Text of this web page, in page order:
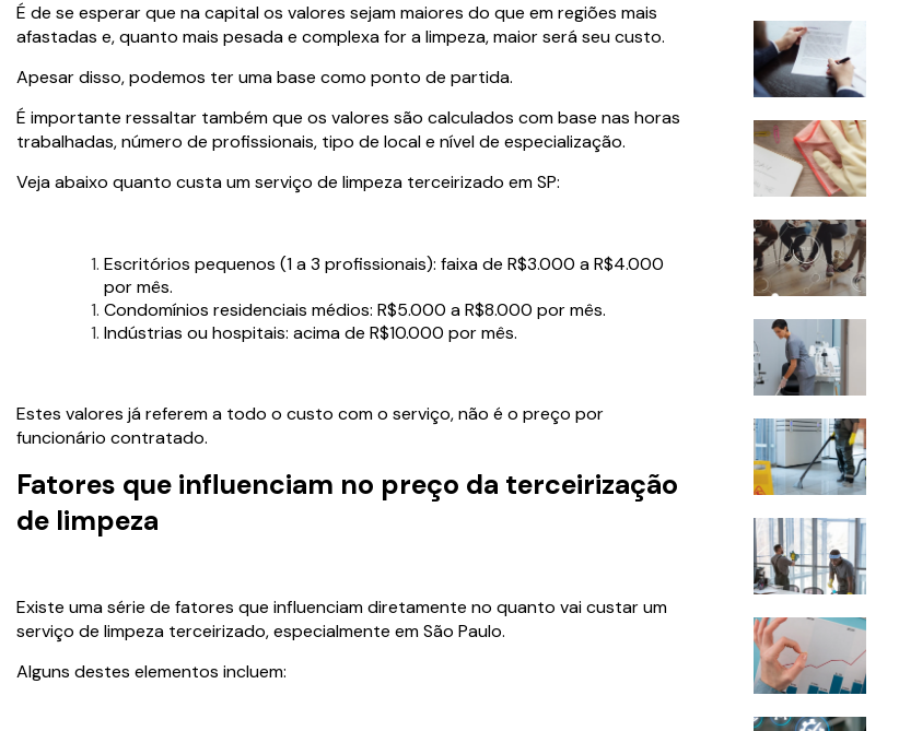
É de se esperar que na capital os valores sejam maiores do que em regiões mais
afastadas e, quanto mais pesada e complexa for a limpeza, maior será seu custo.
Apesar disso, podemos ter uma base como ponto de partida.
É importante ressaltar também que os valores são calculados com base nas horas
trabalhadas, número de profissionais, tipo de local e nível de especialização.
Veja abaixo quanto custa um serviço de limpeza terceirizado em SP:
Escritórios pequenos (1 a 3 profissionais): faixa de R$3.000 a R$4.000
por mês.
Condomínios residenciais médios: R$5.000 a R$8.000 por mês.
Indústrias ou hospitais: acima de R$10.000 por mês.
Estes valores já referem a todo o custo com o serviço, não é o preço por
funcionário contratado.
Fatores que influenciam no preço da terceirização
de limpeza
Existe uma série de fatores que influenciam diretamente no quanto vai custar um
serviço de limpeza terceirizado, especialmente em São Paulo.
Alguns destes elementos incluem: